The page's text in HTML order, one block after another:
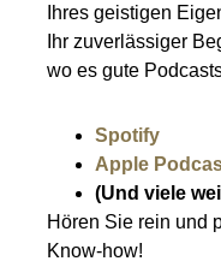
Ihres geistigen
Ihr zuverlässiger
wo es gute
Spotify
Apple
(Und viele
Hören Sie rein und
Know-how!